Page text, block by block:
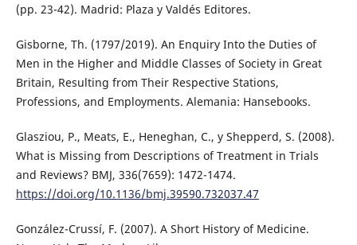
(pp. 23-42). Madrid: Plaza y Valdés Editores.
Gisborne, Th. (1797/2019). An Enquiry Into the Duties of
Men in the Higher and Middle Classes of Society in Great
Britain, Resulting from Their Respective Stations,
Professions, and Employments. Alemania: Hansebooks.
Glasziou, P., Meats, E., Heneghan, C., y Shepperd, S. (2008).
What is Missing from Descriptions of Treatment in Trials
and Reviews? BMJ, 336(7659): 1472-1474.
https://doi.org/10.1136/bmj.39590.732037.47
González-Crussí, F. (2007). A Short History of Medicine.